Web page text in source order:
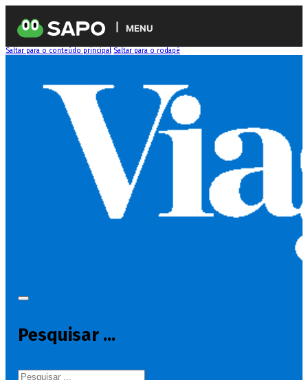
MENU
Saltar para o conteúdo principal Saltar para o rodapé
Pesquisar ...
Pesquisar